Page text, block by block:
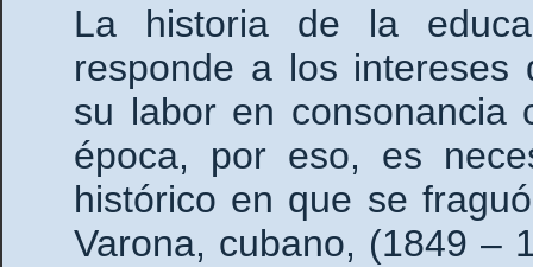
La historia de la
responde a los intereses
su labor en consonancia
época, por eso, es
histórico en que se
Varona, cubano, (1849 –